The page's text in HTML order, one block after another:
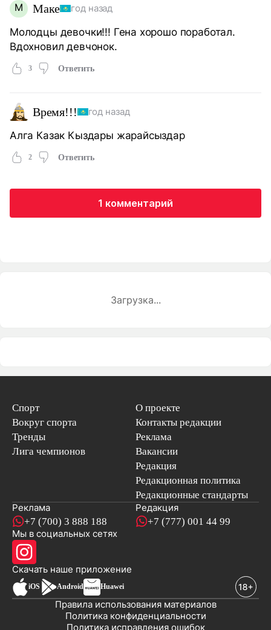
М Маке год назад
Молодцы девочки!!! Гена хорошо поработал.
Вдохновил девчонок.
3 Ответить
Время!!! год назад
Алга Казак Кыздары жарайсыздар
2 Ответить
1 комментарий
Загрузка...
Спорт
Вокруг спорта
Тренды
Лига чемпионов
О проекте
Контакты редакции
Реклама
Вакансии
Редакция
Редакционная политика
Редакционные стандарты
Реклама
+7 (700) 3 888 188
Редакция
+7 (777) 001 44 99
Мы в социальных сетях
Скачать наше приложениеновостей
iOS Android Huawei
Политика исправления ошибок
Политика конфиденциальности
Правила использования материалов